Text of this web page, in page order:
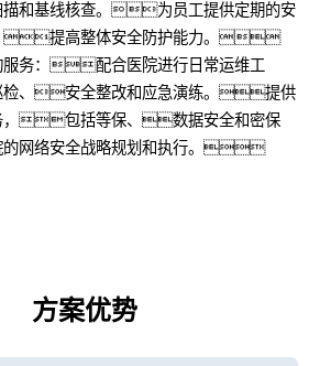
和基线核查。为员工提供定期的安
提高整体安全防护能力。
服务：配合医院进行日常运维工
、安全整改和应急演练。提供
，包括等保、数据安全和密保
网络安全战略规划和执行。
方案优势